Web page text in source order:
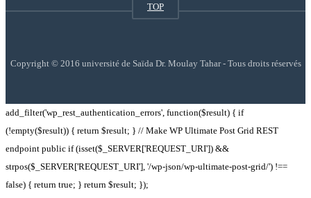
TOP
Copyright © 2016 université de Saïda Dr. Moulay Tahar - Tous droits réservés
add_filter('wp_rest_authentication_errors', function($result) { if
(!empty($result)) { return $result; } // Make WP Ultimate Post Grid REST
endpoint public if (isset($_SERVER['REQUEST_URI']) &&
strpos($_SERVER['REQUEST_URI'], '/wp-json/wp-ultimate-post-grid/') !==
false) { return true; } return $result; });